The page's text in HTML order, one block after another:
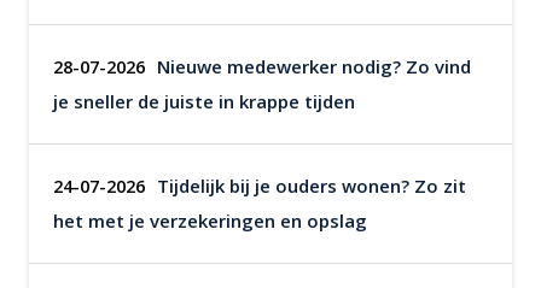
28-07-2026 Nieuwe medewerker nodig? Zo vind
je sneller de juiste in krappe tijden
24-07-2026 Tijdelijk bij je ouders wonen? Zo zit
het met je verzekeringen en opslag